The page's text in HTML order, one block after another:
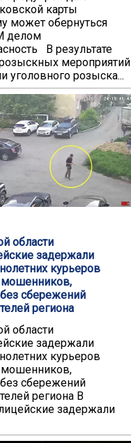
карты
может обернуться
делом️
В результате
мероприятий
уголовного розыска...
области
задержали
курьеров
сбережений
региона
области
задержали
курьеров
сбережений
региона В
задержали